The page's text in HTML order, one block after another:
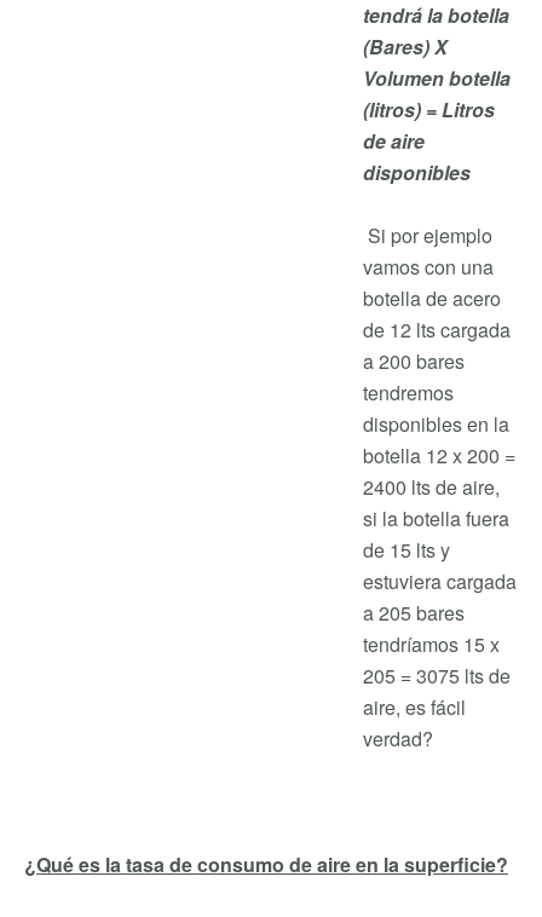
tendrá la botella
(Bares) X
Volumen botella
(litros) = Litros
de aire
disponibles
Si por ejemplo
vamos con una
botella de acero
de 12 lts cargada
a 200 bares
tendremos
disponibles en la
botella 12 x 200 =
2400 lts de aire,
si la botella fuera
de 15 lts y
estuviera cargada
a 205 bares
tendríamos 15 x
205 = 3075 lts de
aire, es fácil
verdad?
¿Qué es la tasa de consumo de aire en la superficie?